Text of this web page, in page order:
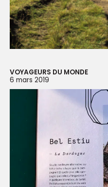
VOYAGEURS DU MONDE
6 mars 2019